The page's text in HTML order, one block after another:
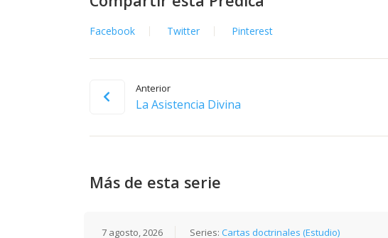
Facebook Twitter Pinterest
Anterior
La Asistencia Divina
Más de esta serie
7 agosto, 2026 Series:Cartas doctrinales (Estudio)